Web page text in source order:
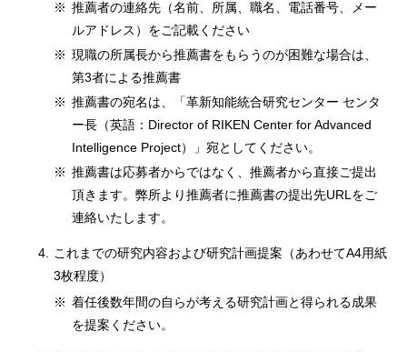
※ 推薦者の連絡先（名前、所属、職名、電話番号、メー
ルアドレス）をご記載ください
※ 現職の所属長から推薦書をもらうのが困難な場合は、
第3者による推薦書
※ 推薦書の宛名は、「革新知能統合研究センター センタ
ー長（英語：Director of RIKEN Center for Advanced
Intelligence Project）」宛としてください。
※ 推薦書は応募者からではなく、推薦者から直接ご提出
頂きます。弊所より推薦者に推薦書の提出先URLをご
連絡いたします。
4.
これまでの研究内容および研究計画提案（あわせてA4用紙
3枚程度）
※ 着任後数年間の自らが考える研究計画と得られる成果
を提案ください。